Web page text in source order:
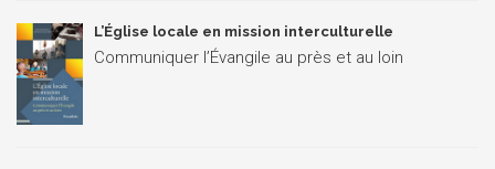
L’Église locale en mission interculturelle
Communiquer l’Évangile au près et au loin